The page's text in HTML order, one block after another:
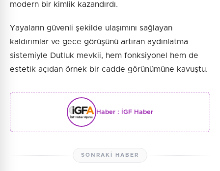
modern bir kimlik kazandırdı.
Yayaların güvenli şekilde ulaşımını sağlayan
kaldırımlar ve gece görüşünü artıran aydınlatma
sistemiyle Dutluk mevkii, hem fonksiyonel hem de
estetik açıdan örnek bir cadde görünümüne kavuştu.
Haber : İGF Haber
SONRAKI HABER